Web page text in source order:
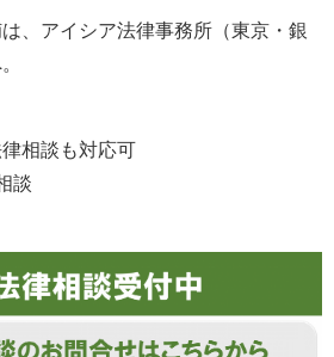
、アイシア法律事務所（東京・銀
相談も対応可
談